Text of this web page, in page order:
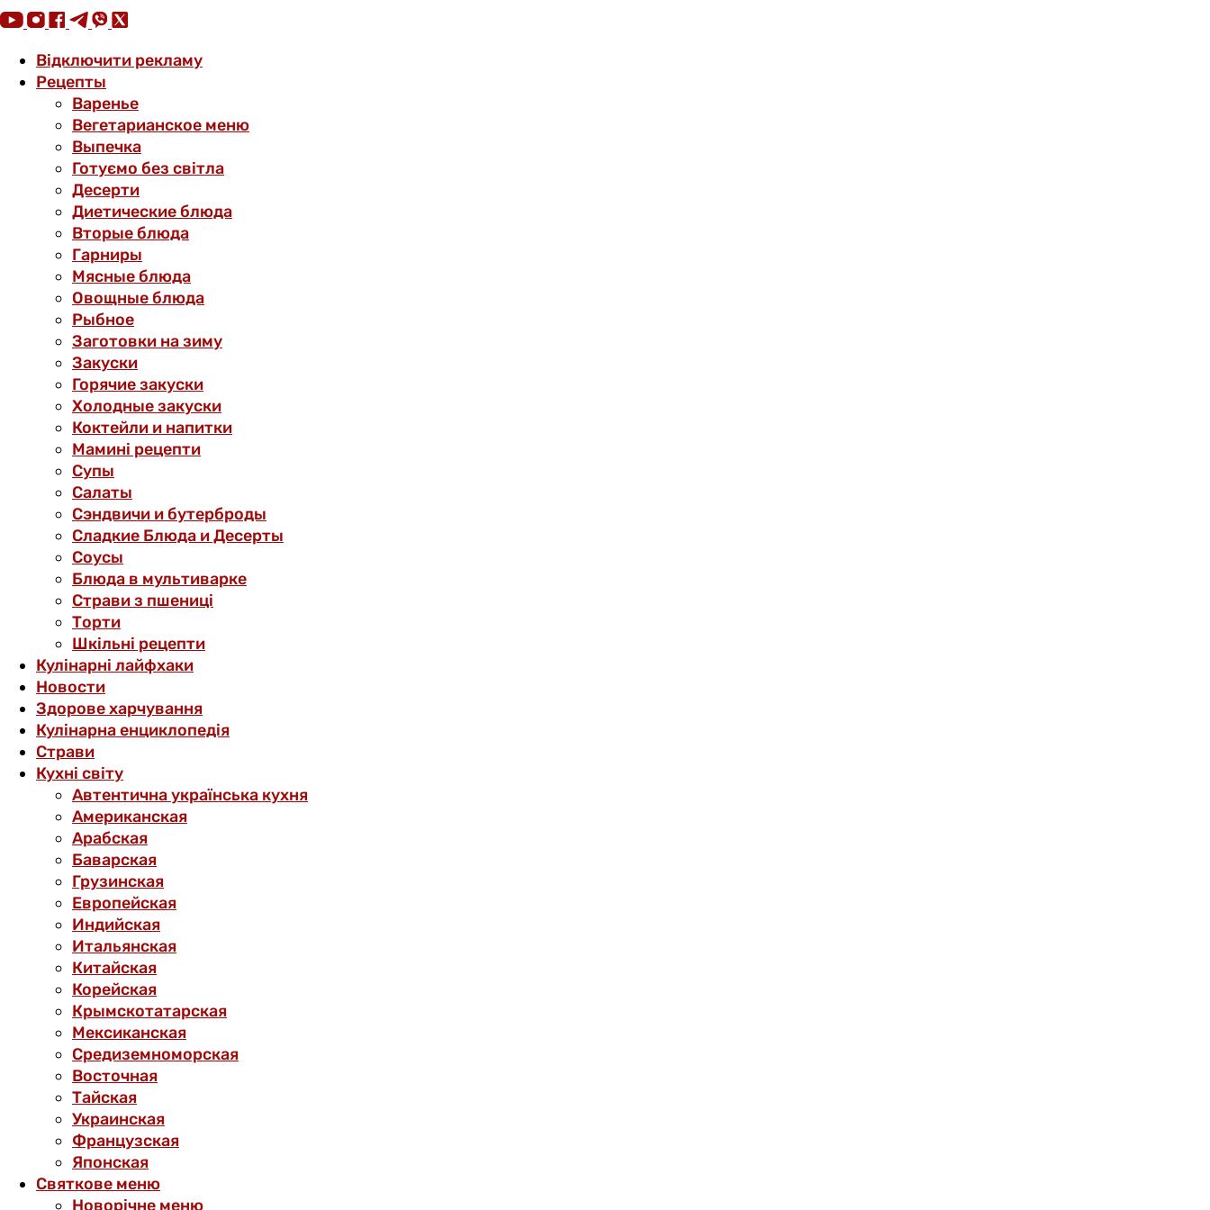
Відключити рекламу
Рецепты
Варенье
Вегетарианское меню
Выпечка
Готуємо без світла
Десерти
Диетические блюда
Вторые блюда
Гарниры
Мясные блюда
Овощные блюда
Рыбное
Заготовки на зиму
Закуски
Горячие закуски
Холодные закуски
Коктейли и напитки
Мамині рецепти
Супы
Салаты
Сэндвичи и бутерброды
Сладкие Блюда и Десерты
Соусы
Блюда в мультиварке
Страви з пшениці
Торти
Шкільні рецепти
Кулінарні лайфхаки
Новости
Здорове харчування
Кулінарна енциклопедія
Страви
Кухні світу
Автентична українська кухня
Американская
Арабская
Баварская
Грузинская
Европейская
Индийская
Итальянская
Китайская
Корейская
Крымскотатарская
Мексиканская
Средиземноморская
Восточная
Тайская
Украинская
Французская
Японская
Святкове меню
Новорічне меню